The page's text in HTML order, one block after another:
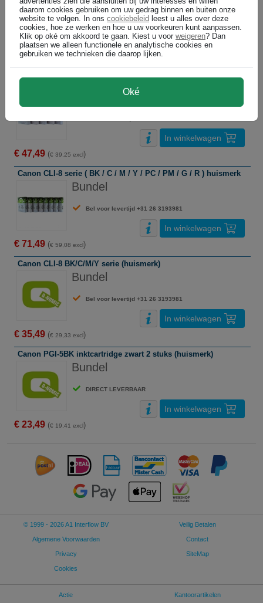
Bundel
Bel voor levertijd +31 26 3193981
In winkelwagen
Canon PGI-5 BK / CLI-8 BK/C/M/Y serie (huismerk)
€ 47,49 (€ 39,25 excl)
In winkelwagen
Canon CLI-8 serie ( BK / C / M / Y / PC / PM / G / R ) huismerk
Bundel
Bel voor levertijd +31 26 3193981
€ 71,49 (€ 59,08 excl)
In winkelwagen
Canon CLI-8 BK/C/M/Y serie (huismerk)
Bundel
Bel voor levertijd +31 26 3193981
€ 35,49 (€ 29,33 excl)
In winkelwagen
Canon PGI-5BK inktcartridge zwart 2 stuks (huismerk)
Bundel
DIRECT LEVERBAAR
€ 23,49 (€ 19,41 excl)
In winkelwagen
© 1999 - 2026 A1 Interflow BV
Algemene Voorwaarden
Privacy
Cookies
Veilig Betalen
Contact
SiteMap
Actie Kantoorartikelen
daarom cookies gebruiken om uw gedrag binnen en buiten onze
website te volgen. In ons cookiebeleid leest u alles over deze
cookies, hoe ze werken en hoe u uw voorkeuren kunt aanpassen.
Klik op oké om akkoord te gaan. Kiest u voor weigeren? Dan
plaatsen we alleen functionele en analytische cookies en
gebruiken we technieken die daarop lijken.
Oké